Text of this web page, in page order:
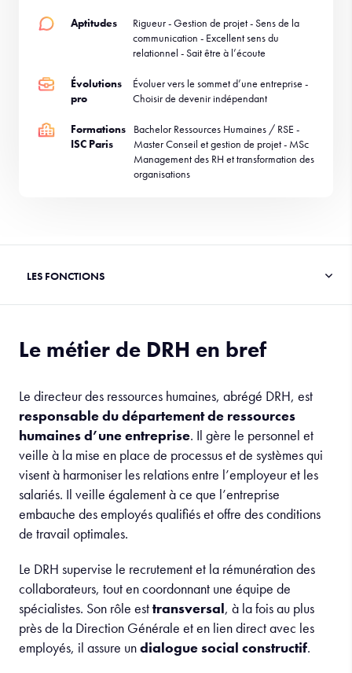
Aptitudes
Rigueur - Gestion de projet - Sens de la
communication - Excellent sens du
relationnel - Sait être à l’écoute
Évolutions
pro
Évoluer vers le sommet d’une entreprise -
Choisir de devenir indépendant
Formations
ISC Paris
Bachelor Ressources Humaines / RSE -
Master Conseil et gestion de projet - MSc
Management des RH et transformation des
organisations
Le métier de DRH en bref
Le directeur des ressources humaines, abrégé DRH, est
responsable du département de ressources
humaines d’une entreprise. Il gère le personnel et
veille à la mise en place de processus et de systèmes qui
visent à harmoniser les relations entre l’employeur et les
salariés. Il veille également à ce que l’entreprise
embauche des employés qualifiés et offre des conditions
de travail optimales.
Le DRH supervise le recrutement et la rémunération des
collaborateurs, tout en coordonnant une équipe de
spécialistes. Son rôle esttransversal, à la fois au plus
près de la Direction Générale et en lien direct avec les
employés, il assure undialogue social constructif.